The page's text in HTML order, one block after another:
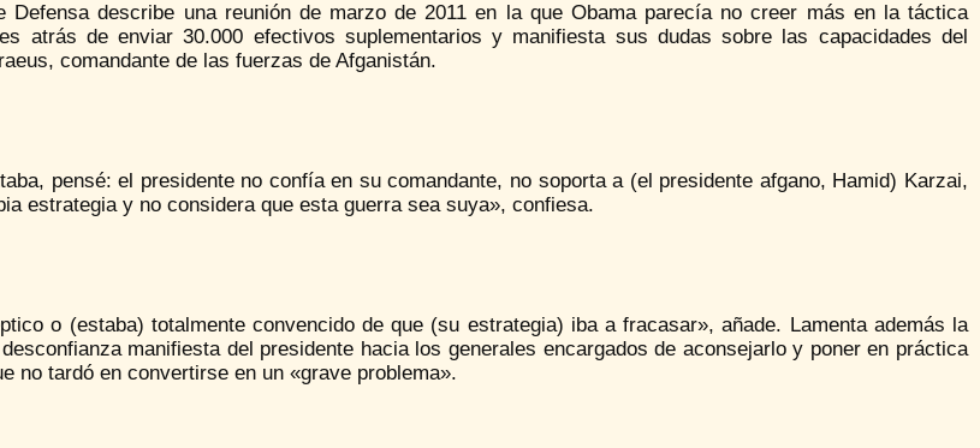
Defensa describe una reunión de marzo de 2011 en la que Obama parecía no creer más en la táctica
atrás de enviar 30.000 efectivos suplementarios y manifiesta sus dudas sobre las capacidades del
comandante de las fuerzas de Afganistán.
pensé: el presidente no confía en su comandante, no soporta a (el presidente afgano, Hamid) Karzai,
estrategia y no considera que esta guerra sea suya», confiesa.
o (estaba) totalmente convencido de que (su estrategia) iba a fracasar», añade. Lamenta además la
manifiesta del presidente hacia los generales encargados de aconsejarlo y poner en práctica
no tardó en convertirse en un «grave problema».